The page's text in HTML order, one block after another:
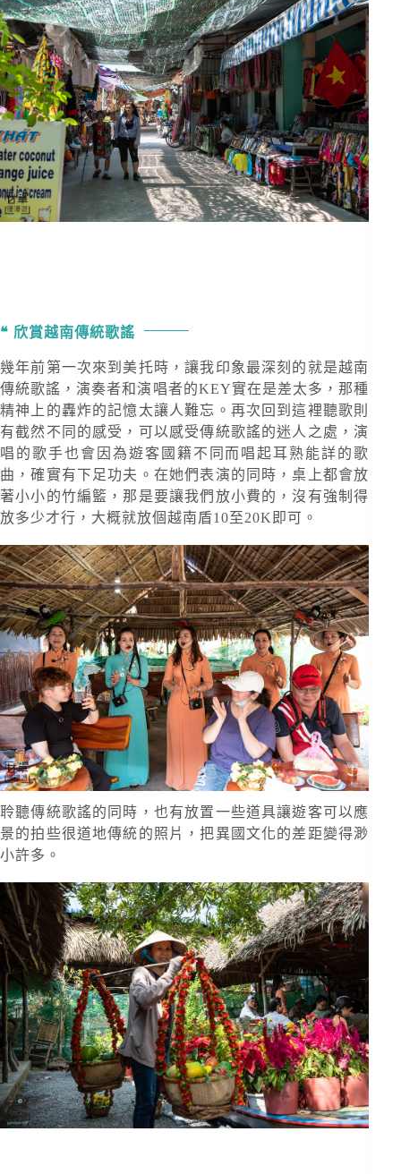
欣賞越南傳統歌謠
幾年前第一次來到美托時，讓我印象最深刻的就是越南
傳統歌謠，演奏者和演唱者的KEY實在是差太多，那種
精神上的轟炸的記憶太讓人難忘。再次回到這裡聽歌則
有截然不同的感受，可以感受傳統歌謠的迷人之處，演
唱的歌手也會因為遊客國籍不同而唱起耳熟能詳的歌
曲，確實有下足功夫。在她們表演的同時，桌上都會放
著小小的竹編籃，那是要讓我們放小費的，沒有強制得
放多少才行，大概就放個越南盾10至20K即可。
聆聽傳統歌謠的同時，也有放置一些道具讓遊客可以應
景的拍些很道地傳統的照片，把異國文化的差距變得渺
小許多。